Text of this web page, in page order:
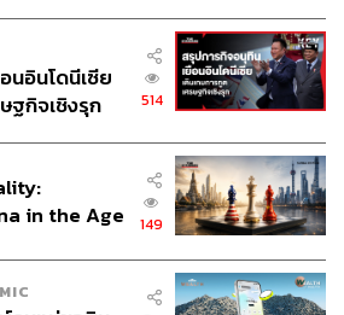
นอินโดนีเซีย
ฐกิจเชิงรุก
514
in the Age
149